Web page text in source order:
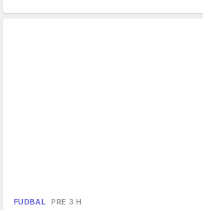
FUDBAL PRE 3 H